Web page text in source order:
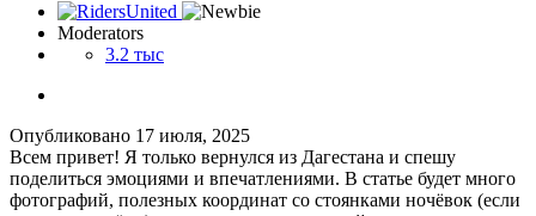
Moderators
3.2 тыс
Опубликовано 17 июля, 2025
Всем привет! Я только вернулся из Дагестана и спешу
поделиться эмоциями и впечатлениями. В статье будет много
фотографий, полезных координат со стоянками ночёвок (если